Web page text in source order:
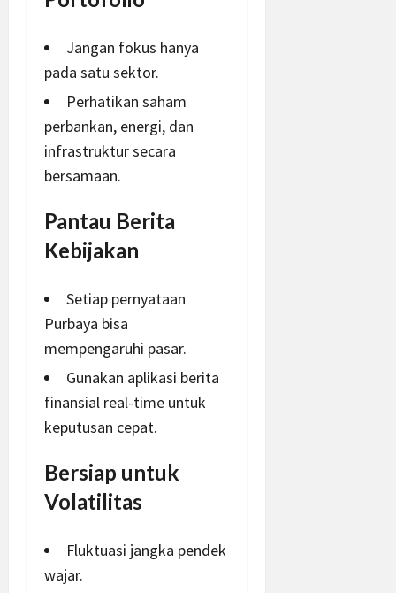
Jangan fokus hanya
pada satu sektor.
Perhatikan saham
perbankan, energi, dan
infrastruktur secara
bersamaan.
Pantau Berita
Kebijakan
Setiap pernyataan
Purbaya bisa
mempengaruhi pasar.
Gunakan aplikasi berita
finansial real-time untuk
keputusan cepat.
Bersiap untuk
Volatilitas
Fluktuasi jangka pendek
wajar.